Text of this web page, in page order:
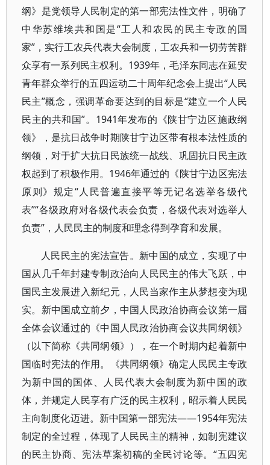
纲》是党领导人民制定的第一部宪法性文件，明确了
中华苏维埃共和国是“工人和农民的民主专政的国
家”，实行工农兵代表大会制度，工农兵和一切劳苦群
众享有一系列民主权利。1939年，毛泽东同志在延安
青年群众举行的五四运动二十周年纪念会上提出“人民
民主”概念，强调革命要达到的目标是“建立一个人民
民主的共和国”。1941年发布的《陕甘宁边区施政纲
领》，是抗日战争时期陕甘宁边区带有根本法性质的
纲领，对于扩大抗日民族统一战线、巩固抗日民主政
权起到了积极作用。1946年通过的《陕甘宁边区宪法
原则》规定“人民普遍直接平等无记名选举各级代
表”“各级政府对各级代表会负责，各级代表对选举人
负责”，人民民主的制度和理念得到孕育和发展。
人民民主的宪法宣告。新中国的成立，实现了中
国从几千年封建专制政治向人民民主的伟大飞跃，中
国民主发展进入新纪元，人民当家作主从梦想变为现
实。新中国成立前夕，中国人民政治协商会议第一届
全体会议通过的《中国人民政治协商会议共同纲领》
（以下简称《共同纲领》），在一个时期内起着新中
国临时宪法的作用。《共同纲领》确定人民民主专政
为新中国的国体、人民代表大会制度为新中国的政
体，并规定人民享有广泛的民主权利，昭示着人民民
主向制度化迈进。新中国第一部宪法——1954年宪法
制定的全过程，体现了人民民主的精神，如制宪建议
的民主协商、宪法草案初稿的全民讨论等。“五四宪